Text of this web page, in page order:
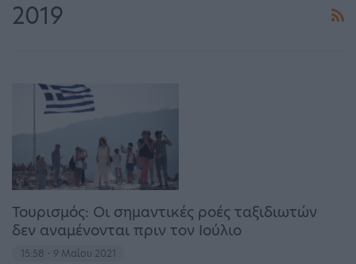
2019
Τουρισμός: Οι σημαντικές ροές ταξιδιωτών
δεν αναμένονται πριν τον Ιούλιο
15:58 - 9 Μαΐου 2021